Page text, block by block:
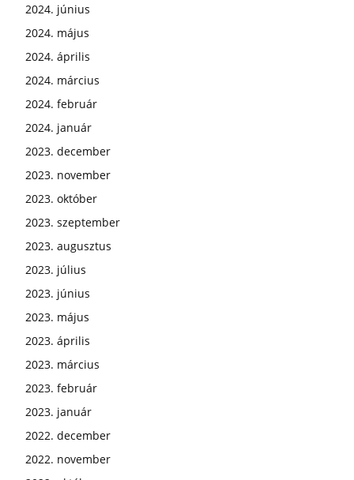
2024. június
2024. május
2024. április
2024. március
2024. február
2024. január
2023. december
2023. november
2023. október
2023. szeptember
2023. augusztus
2023. július
2023. június
2023. május
2023. április
2023. március
2023. február
2023. január
2022. december
2022. november